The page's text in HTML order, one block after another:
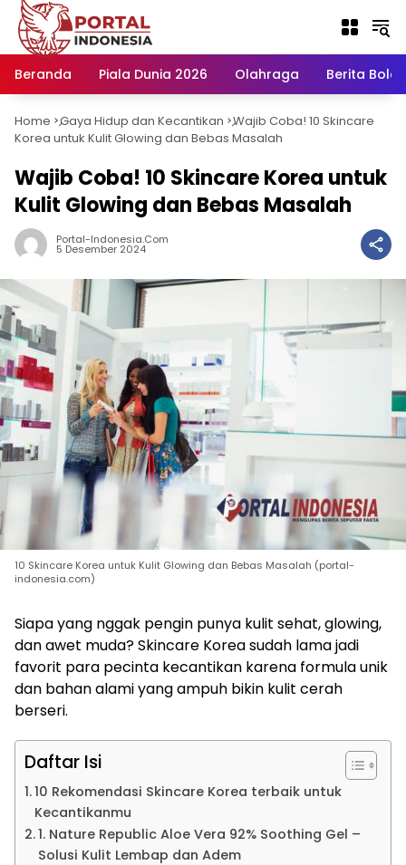
Langsung
konten
Beranda
Piala Dunia 2026 Olahraga Berita Bola
Home -
Gaya Hidup dan Kecantikan -
Wajib Coba! 10 Skincare
Korea untuk Kulit Glowing dan Bebas Masalah
Wajib Coba! 10 Skincare Korea untuk
Kulit Glowing dan Bebas Masalah
Portal-Indonesia.com
5 Desember 2024
10 Skincare Korea untuk Kulit Glowing dan Bebas Masalah (portal-
indonesia.com)
Siapa yang nggak pengin punya kulit sehat, glowing,
dan awet muda? Skincare Korea sudah lama jadi
favorit para pecinta kecantikan karena formula unik
dan bahan alami yang ampuh bikin kulit cerah
berseri.
Daftar Isi
10 Rekomendasi Skincare Korea terbaik untuk
Kecantikanmu
1. Nature Republic Aloe Vera 92% Soothing Gel –
Solusi Kulit Lembap dan Adem